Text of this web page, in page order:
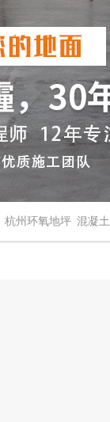
杭州环氧地坪 混凝